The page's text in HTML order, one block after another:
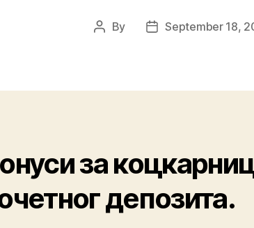
By September 18,
за
депозита.